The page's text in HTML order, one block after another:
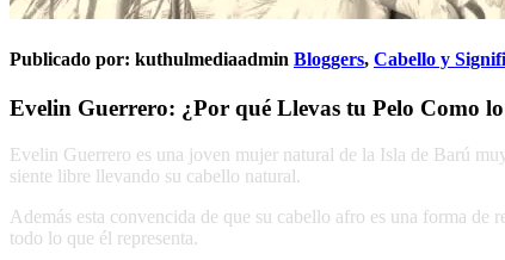
Publicado por: kuthulmediaadmin Bloggers, Cabello y
Evelin Guerrero: ¿Por qué Llevas tu Pelo Como
Evelin Guerrero es una joven mujer natural de la Isla de Barú
siente libre llevando su cabello natural.
Además esta convencida de que su cabello afro es una forma
todo lo que él representa.